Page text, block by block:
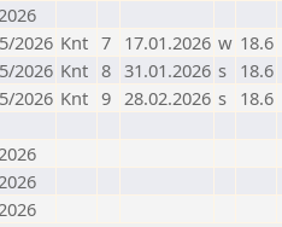
2026 Knt 7 17.01.2026 w 18.6
2026 Knt 8 31.01.2026 s 18.6
2026 Knt 9 28.02.2026 s 18.6